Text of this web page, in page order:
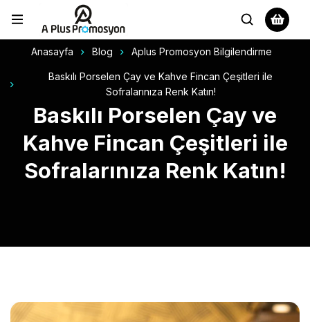
Anasayfa Blog Aplus Promosyon Bilgilendirme
Baskılı Porselen Çay ve Kahve Fincan Çeşitleri ile
Sofralarınıza Renk Katın!
Baskılı Porselen Çay ve
Kahve Fincan Çeşitleri ile
Sofralarınıza Renk Katın!